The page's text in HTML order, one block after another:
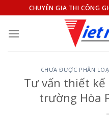
qua
nội
CHUYÊN GIA THI CÔNG
CHƯA ĐƯỢC PHÂN
Tư vấn thiết kế
trường Hòa